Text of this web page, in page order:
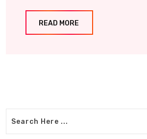
READ MORE